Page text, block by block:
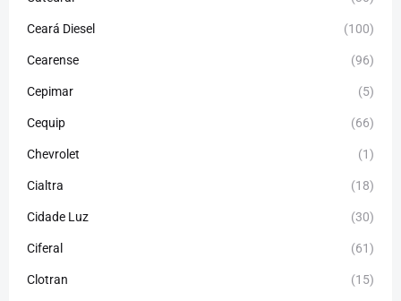
Ceará Diesel (100)
Cearense (96)
Cepimar (5)
Cequip (66)
Chevrolet (1)
Cialtra (18)
Cidade Luz (30)
Ciferal (61)
Clotran (15)